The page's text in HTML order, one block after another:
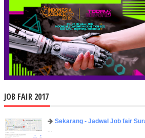
JOB FAIR 2017
Sekarang - Jadwal Job fair
...